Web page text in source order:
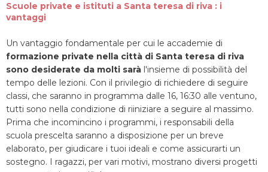
Scuole private e istituti a Santa teresa di riva : i
vantaggi
Un vantaggio fondamentale per cui le accademie di
formazione private nella città di Santa teresa di riva
sono desiderate da molti sarà l'insieme di possibilità del
tempo delle lezioni. Con il privilegio di richiedere di seguire
classi, che saranno in programma dalle 16, 16:30 alle ventuno,
tutti sono nella condizione di riiniziare a seguire al massimo.
Prima che incomincino i programmi, i responsabili della
scuola prescelta saranno a disposizione per un breve
elaborato, per giudicare i tuoi ideali e come assicurarti un
sostegno. I ragazzi, per vari motivi, mostrano diversi progetti